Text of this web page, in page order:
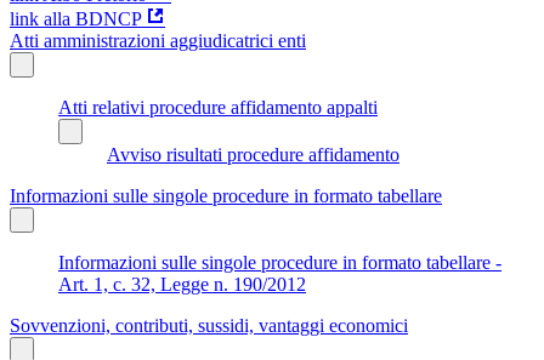
link alla BDNCP
Atti amministrazioni aggiudicatrici enti
Atti relativi procedure affidamento appalti
Avviso risultati procedure affidamento
Informazioni sulle singole procedure in formato tabellare
Informazioni sulle singole procedure in formato tabellare -
Art. 1, c. 32, Legge n. 190/2012
Sovvenzioni, contributi, sussidi, vantaggi economici